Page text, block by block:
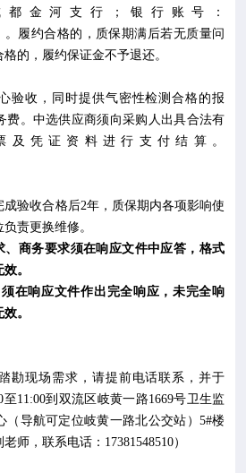
金河支行；银行账号：
。履约合格的，质保期满后若无质量问
的，履约保证金不予退还。
验收，同时提供气密性检测合格的报
费。中选供应商须向采购人出具合法有
及凭证资料进行支付结算。
成验收合格后2年，质保期内各项影响使
责更换维修。
、商务要求须在响应文件中应答，格式
。
在响应文件作出完全响应，未完全响
。
勘现场需求，请提前电话联系，并于
至11:00到双流区岐黄一路1669号卫生监
导航可定位岐黄一路北公交站） 5#楼
师，联系电话： 17381548510）